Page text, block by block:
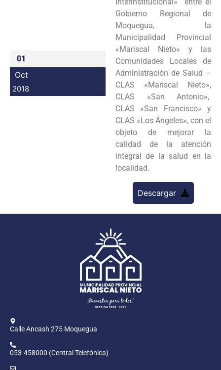
Intranet
01
Oct
2018
Gobierno Regional de
Moquegua, la
Municipalidad Provincial
«Mariscal Nieto» y las
Comunidades Locales de
Administración de Salud –
CLAS «Mariscal Nieto»,
CLAS «San Antonio»,
CLAS «San Francisco» y
CLAS «Los Ángeles», con el
objeto de mejorar la
calidad de la atención
integral de la salud en la
localidad.
Descargar
Calle Ancash 275 Moquegua
053-458000 (Central Telefónica)